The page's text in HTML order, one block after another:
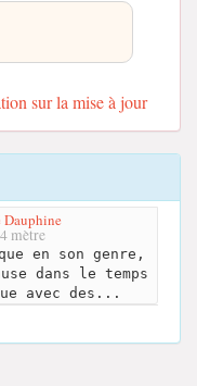
sur la mise à jour
Dauphine
mètre
en son genre,
dans le temps
avec des...